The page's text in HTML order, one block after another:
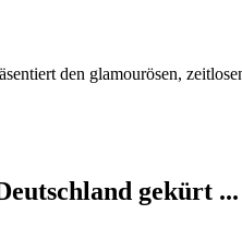
den glamourösen,
gekürt ...